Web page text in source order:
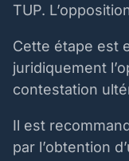
TUP.
Cette étape est
juridiquement
contestation
Il est
par l’obtention